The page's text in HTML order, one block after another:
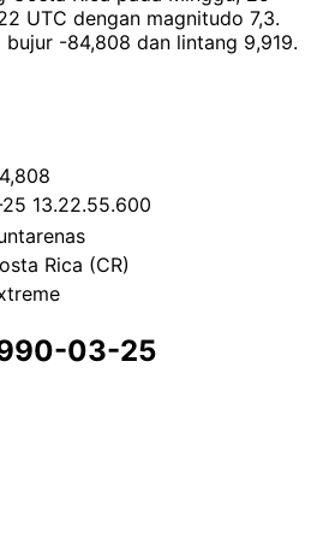
UTC dengan magnitudo 7,3.
-84,808 dan lintang 9,919.
13.22.55.600
Rica (CR)
03-25